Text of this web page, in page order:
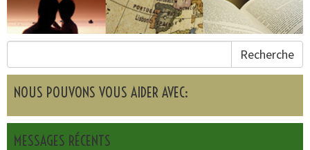
Recherche
NOUS POUVONS VOUS AIDER AVEC:
MESSAGES RÉCENTS